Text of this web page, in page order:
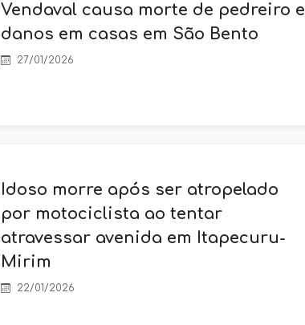
Vendaval causa morte de pedreiro e
danos em casas em São Bento
27/01/2026
Idoso morre após ser atropelado
por motociclista ao tentar
atravessar avenida em Itapecuru-
Mirim
22/01/2026